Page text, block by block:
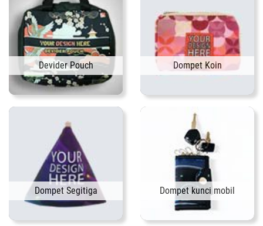
Devider Pouch Dompet Koin
Dompet Segitiga Dompet kunci mobil